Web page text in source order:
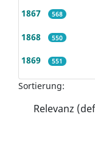
1867 568
1868 550
1869 551
Sortierung: